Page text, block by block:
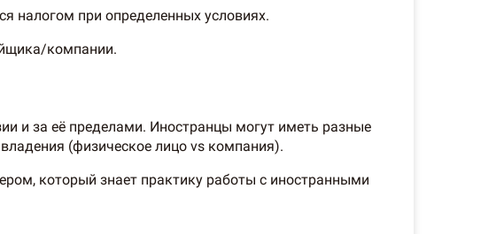
налогом при определенных условиях.
компании.
и за её пределами. Иностранцы могут иметь разные
(физическое лицо vs компания).
который знает практику работы с иностранными